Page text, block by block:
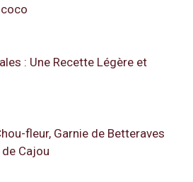
: Une Recette Légère et
fleur, Garnie de Betteraves
Cajou